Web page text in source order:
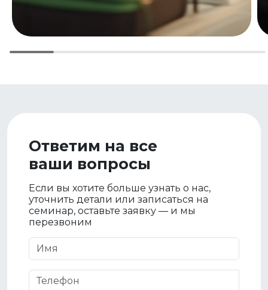
Ответим на все
ваши вопросы
Если вы хотите больше узнать о нас,
уточнить детали или записаться на
семинар, оставьте заявку — и мы
перезвоним